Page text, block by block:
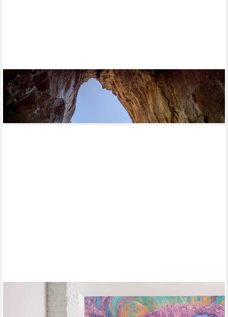
PAPERMOON
Fototapete Blue Grotto in Capri island, glatt
ab 22,99 €
lieferbar - in 2-3 Werktagen bei dir
Fototapete Komar Vlies Fototapete - Sunset Island - Größe 300